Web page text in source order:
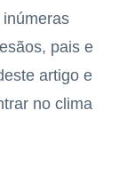
pais e
artigo e
no clima